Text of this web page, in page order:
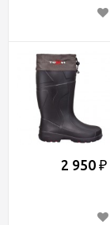
2 950 ₽